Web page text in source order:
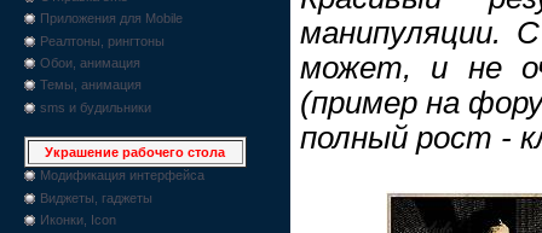
Приложения для Mobile
Реалтоны, рингтоны
Обои, анимация
Темы, анимация
sms и будильники
Украшение рабочего стола
Модификация интерфейса
Виджеты, гаджеты
Иконки, Icon
манипуляции.
может, и не
(пример на
полный рост -